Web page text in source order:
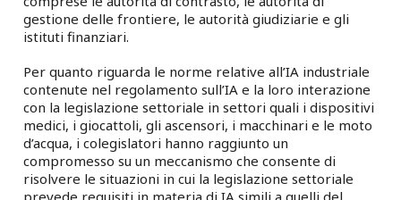
gestione delle frontiere, le autorità giudiziarie e gli
istituti finanziari.
Per quanto riguarda le norme relative all’IA industriale
contenute nel regolamento sull’IA e la loro interazione
con la legislazione settoriale in settori quali i dispositivi
medici, i giocattoli, gli ascensori, i macchinari e le moto
d’acqua, i colegislatori hanno raggiunto un
compromesso su un meccanismo che consente di
risolvere le situazioni in cui la legislazione settoriale
prevede requisiti in materia di IA simili a quelli del